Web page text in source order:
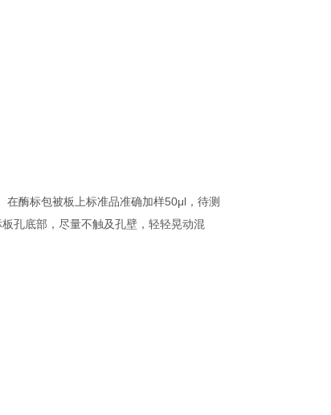
酶标包被板上标准品准确加样50μl，待测
孔底部，尽量不触及孔壁，轻轻晃动混